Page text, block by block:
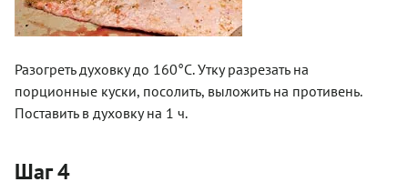
Разогреть духовку до 160°С. Утку разрезать на
порционные куски, посолить, выложить на противень.
Поставить в духовку на 1 ч.
Шаг 4